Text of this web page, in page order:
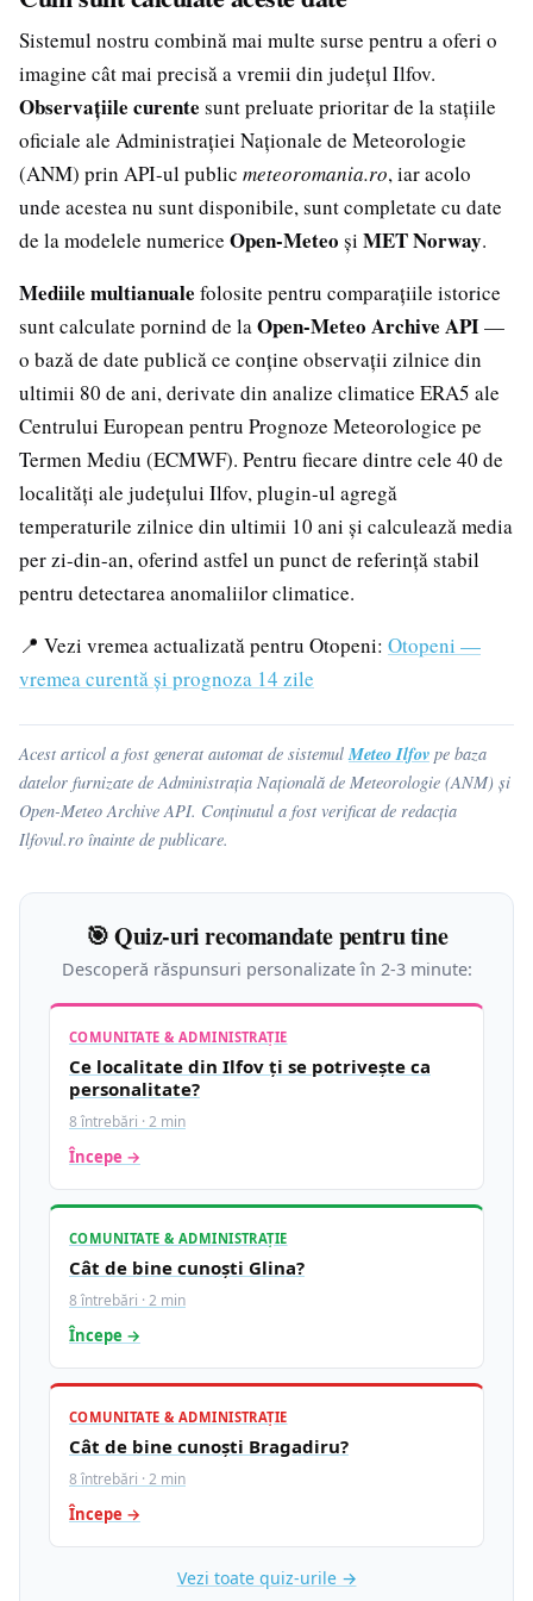
Sistemul nostru combină mai multe surse pentru a oferi o
imagine cât mai precisă a vremii din județul Ilfov.
Observațiile curente sunt preluate prioritar de la stațiile
oficiale ale Administrației Naționale de Meteorologie
(ANM) prin API-ul public meteoromania.ro, iar acolo
unde acestea nu sunt disponibile, sunt completate cu date
de la modelele numerice Open-Meteo și MET Norway.
Mediile multianuale folosite pentru comparațiile istorice
sunt calculate pornind de laOpen-Meteo Archive API—
o bază de date publică ce conține observații zilnice din
ultimii 80 de ani, derivate din analize climatice ERA5 ale
Centrului European pentru Prognoze Meteorologice pe
Termen Mediu (ECMWF). Pentru fiecare dintre cele 40 de
localități ale județului Ilfov, plugin-ul agregă
temperaturile zilnice din ultimii 10 ani și calculează media
per zi-din-an, oferind astfel un punct de referință stabil
pentru detectarea anomaliilor climatice.
📍 Vezi vremea actualizată pentru Otopeni: Otopeni —
vremea curentă și prognoza 14 zile
Acest articol a fost generat automat de sistemulMeteo Ilfov pe baza
datelor furnizate de Administrația Națională de Meteorologie (ANM) și
Open-Meteo Archive API. Conținutul a fost verificat de redacția
Ilfovul.ro înainte de publicare.
🎯 Quiz-uri recomandate pentru tine
Descoperă răspunsuri personalizate în 2-3 minute:
COMUNITATE & ADMINISTRAȚIE
Ce localitate din Ilfov ți se potrivește ca
personalitate?
8 întrebări · 2 min
Începe →
COMUNITATE & ADMINISTRAȚIE
Cât de bine cunoști Glina?
8 întrebări · 2 min
Începe →
COMUNITATE & ADMINISTRAȚIE
Cât de bine cunoști Bragadiru?
8 întrebări · 2 min
Începe →
Vezi toate quiz-urile →